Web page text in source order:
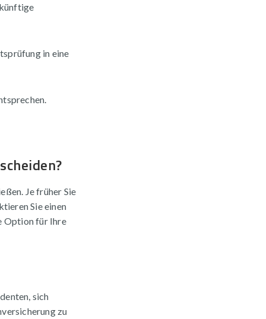
in eine
Je früher Sie
Sie einen
Option für Ihre
sich
zu